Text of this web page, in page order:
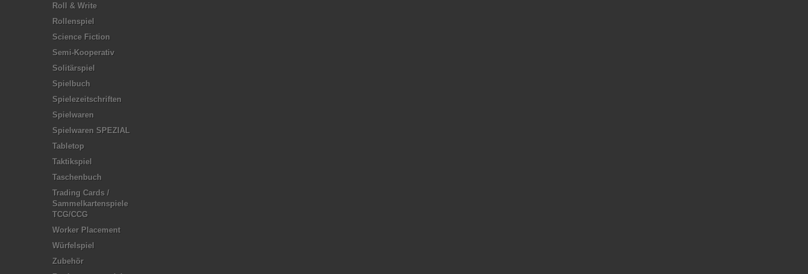
Roll & Write
Rollenspiel
Science Fiction
Semi-Kooperativ
Solitärspiel
Spielbuch
Spielezeitschriften
Spielwaren
Spielwaren SPEZIAL
Tabletop
Taktikspiel
Taschenbuch
Trading Cards /
Sammelkartenspiele
TCG/CCG
Worker Placement
Würfelspiel
Zubehör